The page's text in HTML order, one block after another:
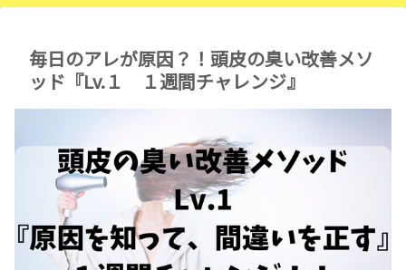
毎日のアレが原因？！頭皮の臭い改善メソ
ッド『Lv.１ １週間チャレンジ』